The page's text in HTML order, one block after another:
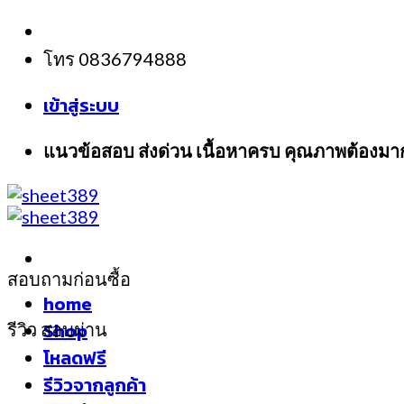
Skip
content
โทร 0836794888
เข้าสู่ระบบ
แนวข้อสอบ ส่งด่วน เนื้อหาครบ คุณภาพต้องม
home
Shop
โหลดฟรี
รีวิวจากลูกค้า
สอบถามก่อนซื้อ
รีวิว สอบผ่าน